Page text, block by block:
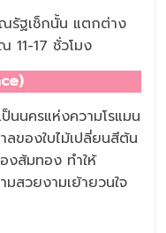
ณรัฐเช็กนั้น แตกต่าง
11-17 ชั่วโมง
นนครแห่งความโรแมน
ของใบไม้เปลี่ยนสีต้น
งส้มทอง ทำให้
สวยงามเย้ายวนใจ